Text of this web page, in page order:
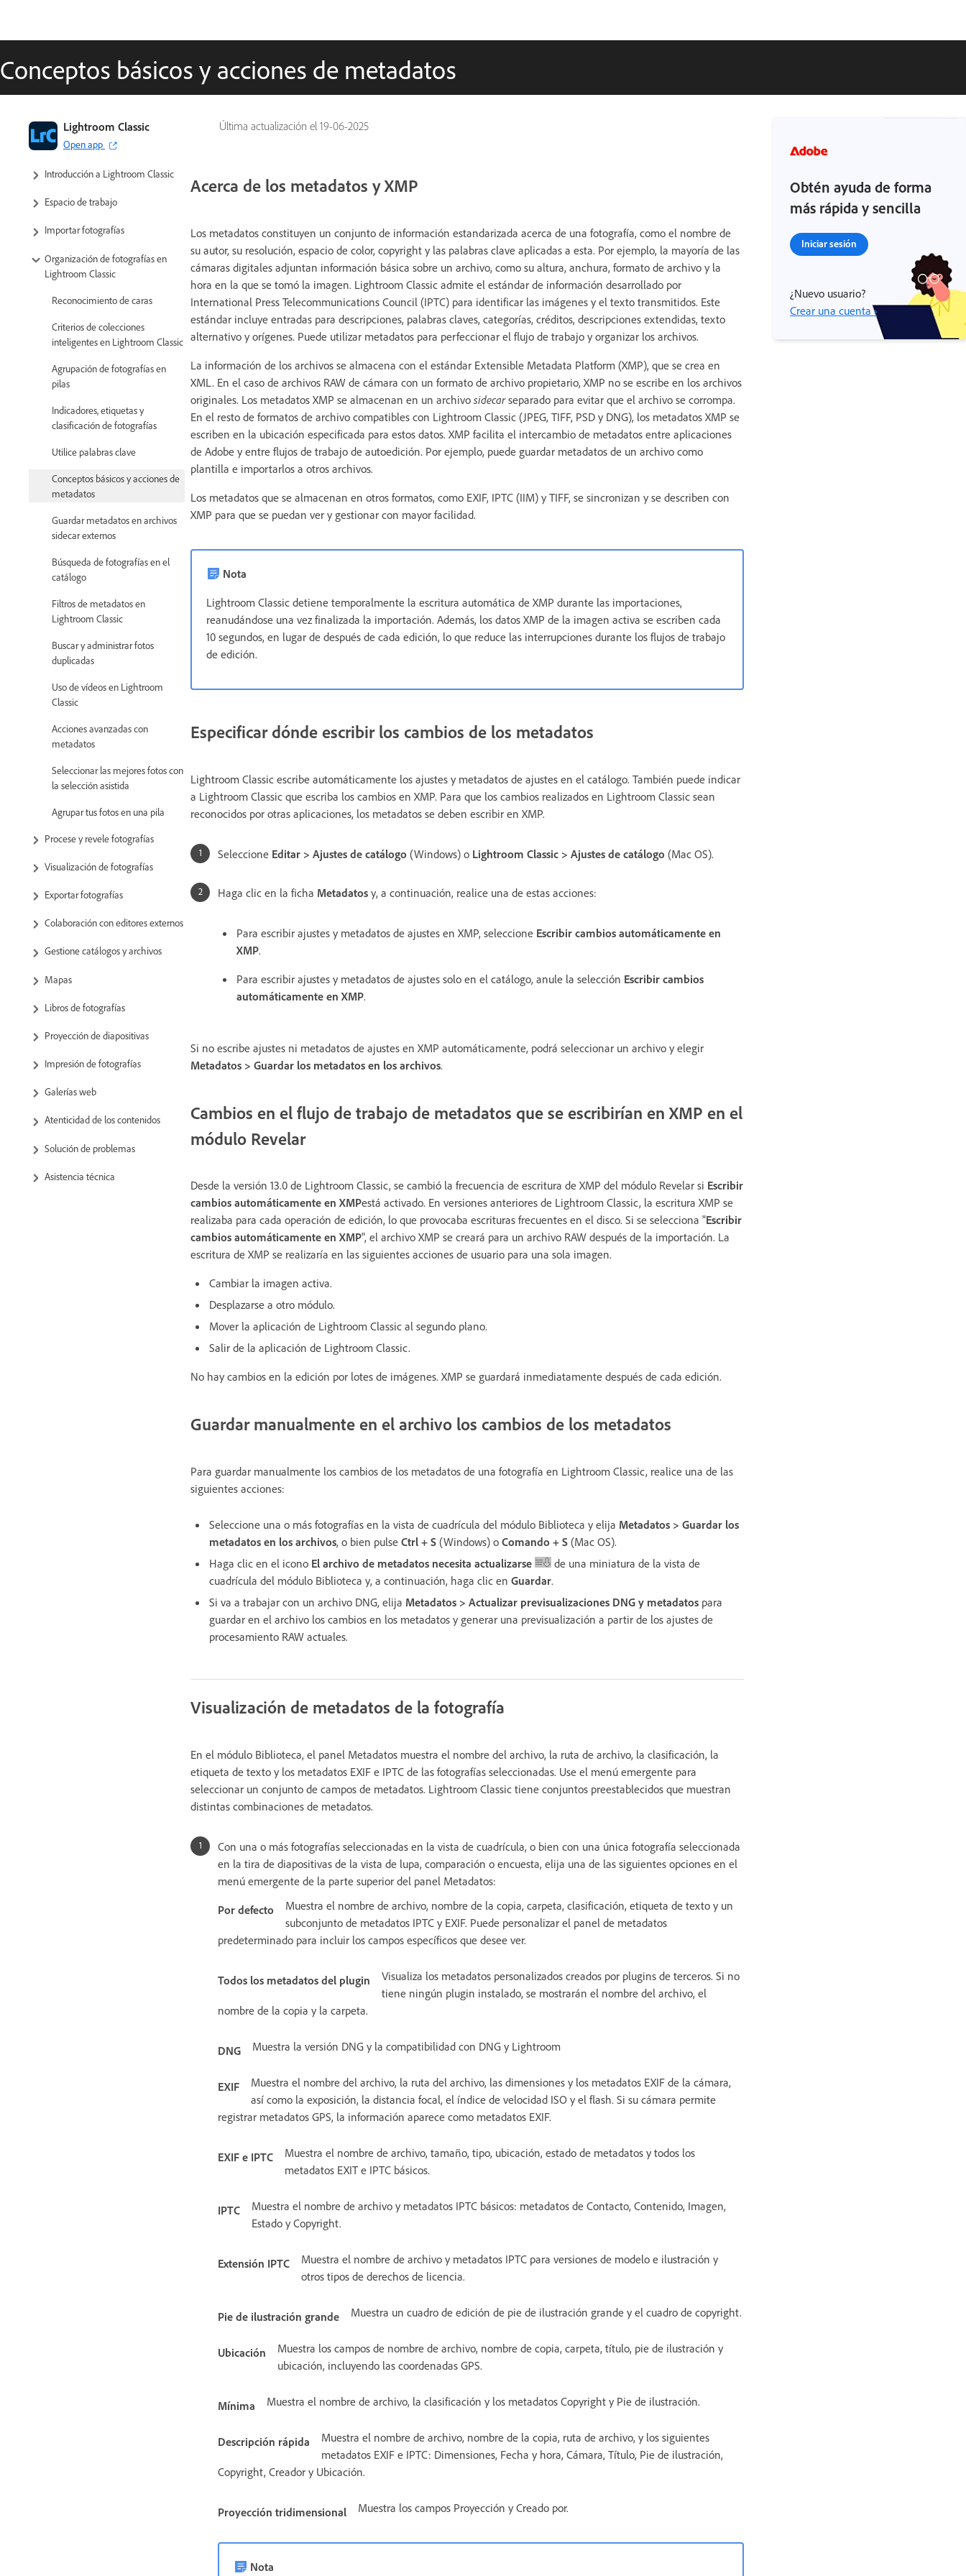
Conceptos básicos y acciones de metadatos
Última actualización el 19-06-2025
Lightroom Classic
Open app
Guía del usuario de Lightroom
Classic
Introducción a Lightroom Classic
Espacio de trabajo
Importar fotografías
Organización de fotografías en
Lightroom Classic
Reconocimiento de caras
Criterios de colecciones
inteligentes en Lightroom Classic
Agrupación de fotografías en
pilas
Indicadores, etiquetas y
clasificación de fotografías
Utilice palabras clave
Conceptos básicos y acciones de
metadatos
Guardar metadatos en archivos
sidecar externos
Búsqueda de fotografías en el
catálogo
Filtros de metadatos en
Lightroom Classic
Buscar y administrar fotos
duplicadas
Uso de vídeos en Lightroom
Classic
Acciones avanzadas con
metadatos
Seleccionar las mejores fotos con
la selección asistida
Agrupar tus fotos en una pila
Procese y revele fotografías
Visualización de fotografías
Exportar fotografías
Colaboración con editores externos
Gestione catálogos y archivos
Mapas
Libros de fotografías
Proyección de diapositivas
Impresión de fotografías
Galerías web
Atenticidad de los contenidos
Solución de problemas
Asistencia técnica
Acerca de los metadatos y XMP
Los metadatos constituyen un conjunto de información estandarizada acerca de una fotografía, como el nombre de
su autor, su resolución, espacio de color, copyright y las palabras clave aplicadas a esta. Por ejemplo, la mayoría de las
cámaras digitales adjuntan información básica sobre un archivo, como su altura, anchura, formato de archivo y la
hora en la que se tomó la imagen. Lightroom Classic admite el estándar de información desarrollado por
International Press Telecommunications Council (IPTC) para identificar las imágenes y el texto transmitidos. Este
estándar incluye entradas para descripciones, palabras claves, categorías, créditos, descripciones extendidas, texto
alternativo y orígenes. Puede utilizar metadatos para perfeccionar el flujo de trabajo y organizar los archivos.
La información de los archivos se almacena con el estándar Extensible Metadata Platform (XMP), que se crea en
XML. En el caso de archivos RAW de cámara con un formato de archivo propietario, XMP no se escribe en los archivos
originales. Los metadatos XMP se almacenan en un archivo sidecarseparado para evitar que el archivo se corrompa.
En el resto de formatos de archivo compatibles con Lightroom Classic (JPEG, TIFF, PSD y DNG), los metadatos XMP se
escriben en la ubicación especificada para estos datos. XMP facilita el intercambio de metadatos entre aplicaciones
de Adobe y entre flujos de trabajo de autoedición. Por ejemplo, puede guardar metadatos de un archivo como
plantilla e importarlos a otros archivos.
Los metadatos que se almacenan en otros formatos, como EXIF, IPTC (IIM) y TIFF, se sincronizan y se describen con
XMP para que se puedan ver y gestionar con mayor facilidad.
Nota
Lightroom Classic detiene temporalmente la escritura automática de XMP durante las importaciones,
reanudándose una vez finalizada la importación. Además, los datos XMP de la imagen activa se escriben cada
10 segundos, en lugar de después de cada edición, lo que reduce las interrupciones durante los flujos de trabajo
de edición.
Especificar dónde escribir los cambios de los metadatos
Lightroom Classic escribe automáticamente los ajustes y metadatos de ajustes en el catálogo. También puede indicar
a Lightroom Classic que escriba los cambios en XMP. Para que los cambios realizados en Lightroom Classic sean
reconocidos por otras aplicaciones, los metadatos se deben escribir en XMP.
Seleccione Editar > Ajustes de catálogo (Windows) o Lightroom Classic > Ajustes de catálogo (Mac OS).
Haga clic en la ficha Metadatos y, a continuación, realice una de estas acciones:
Para escribir ajustes y metadatos de ajustes en XMP, seleccione Escribir cambios automáticamente en
XMP.
Para escribir ajustes y metadatos de ajustes solo en el catálogo, anule la selección Escribir cambios
automáticamente en XMP.
Si no escribe ajustes ni metadatos de ajustes en XMP automáticamente, podrá seleccionar un archivo y elegir
Metadatos > Guardar los metadatos en los archivos.
Cambios en el flujo de trabajo de metadatos que se escribirían en XMP en el
módulo Revelar
Desde la versión 13.0 de Lightroom Classic, se cambió la frecuencia de escritura de XMP del módulo Revelar si Escribir
cambios automáticamente en XMPestá activado. En versiones anteriores de Lightroom Classic, la escritura XMP se
realizaba para cada operación de edición, lo que provocaba escrituras frecuentes en el disco. Si se selecciona "Escribir
cambios automáticamente en XMP", el archivo XMP se creará para un archivo RAW después de la importación. La
escritura de XMP se realizaría en las siguientes acciones de usuario para una sola imagen.
Cambiar la imagen activa.
Desplazarse a otro módulo.
Mover la aplicación de Lightroom Classic al segundo plano.
Salir de la aplicación de Lightroom Classic.
No hay cambios en la edición por lotes de imágenes. XMP se guardará inmediatamente después de cada edición.
Guardar manualmente en el archivo los cambios de los metadatos
Para guardar manualmente los cambios de los metadatos de una fotografía en Lightroom Classic, realice una de las
siguientes acciones:
Seleccione una o más fotografías en la vista de cuadrícula del módulo Biblioteca y elija Metadatos > Guardar los
metadatos en los archivos, o bien pulse Ctrl + S (Windows) o Comando + S (Mac OS).
Haga clic en el icono El archivo de metadatos necesita actualizarse
de una miniatura de la vista de
cuadrícula del módulo Biblioteca y, a continuación, haga clic en Guardar.
Si va a trabajar con un archivo DNG, elija Metadatos > Actualizar previsualizaciones DNG y metadatos para
guardar en el archivo los cambios en los metadatos y generar una previsualización a partir de los ajustes de
procesamiento RAW actuales.
Visualización de metadatos de la fotografía
En el módulo Biblioteca, el panel Metadatos muestra el nombre del archivo, la ruta de archivo, la clasificación, la
etiqueta de texto y los metadatos EXIF e IPTC de las fotografías seleccionadas. Use el menú emergente para
seleccionar un conjunto de campos de metadatos. Lightroom Classic tiene conjuntos preestablecidos que muestran
distintas combinaciones de metadatos.
Con una o más fotografías seleccionadas en la vista de cuadrícula, o bien con una única fotografía seleccionada
en la tira de diapositivas de la vista de lupa, comparación o encuesta, elija una de las siguientes opciones en el
menú emergente de la parte superior del panel Metadatos:
Por defecto
Muestra el nombre de archivo, nombre de la copia, carpeta, clasificación, etiqueta de texto y un
subconjunto de metadatos IPTC y EXIF. Puede personalizar el panel de metadatos
predeterminado para incluir los campos específicos que desee ver.
Todos los metadatos del plugin
Visualiza los metadatos personalizados creados por plugins de terceros. Si no
tiene ningún plugin instalado, se mostrarán el nombre del archivo, el
nombre de la copia y la carpeta.
DNG Muestra la versión DNG y la compatibilidad con DNG y Lightroom
EXIF
Muestra el nombre del archivo, la ruta del archivo, las dimensiones y los metadatos EXIF de la cámara,
así como la exposición, la distancia focal, el índice de velocidad ISO y el flash. Si su cámara permite
registrar metadatos GPS, la información aparece como metadatos EXIF.
EXIF e IPTC
Muestra el nombre de archivo, tamaño, tipo, ubicación, estado de metadatos y todos los
metadatos EXIT e IPTC básicos.
IPTC
Muestra el nombre de archivo y metadatos IPTC básicos: metadatos de Contacto, Contenido, Imagen,
Estado y Copyright.
Extensión IPTC
Muestra el nombre de archivo y metadatos IPTC para versiones de modelo e ilustración y
otros tipos de derechos de licencia.
Pie de ilustración grande Muestra un cuadro de edición de pie de ilustración grande y el cuadro de copyright.
Ubicación
Muestra los campos de nombre de archivo, nombre de copia, carpeta, título, pie de ilustración y
ubicación, incluyendo las coordenadas GPS.
Mínima Muestra el nombre de archivo, la clasificación y los metadatos Copyright y Pie de ilustración.
Descripción rápida
Muestra el nombre de archivo, nombre de la copia, ruta de archivo, y los siguientes
metadatos EXIF e IPTC: Dimensiones, Fecha y hora, Cámara, Título, Pie de ilustración,
Copyright, Creador y Ubicación.
Proyección tridimensional Muestra los campos Proyección y Creado por.
Nota
Obtén ayuda de forma
más rápida y sencilla
Iniciar sesión
¿Nuevo usuario?
Crear una cuenta ›